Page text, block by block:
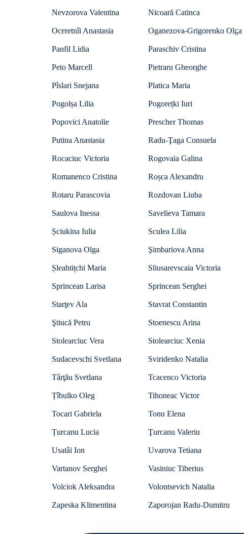
Nevzorova Valentina Nicoară Catinca
Oceretnîi Anastasia Oganezova-Grigorenko Olga
Panfil Lidia Paraschiv Cristina
Peto Marcell Pietraru Gheorghe
Pîslari Snejana Platica Maria
Pogolșa Lilia Pogorețki Iuri
Popovici Anatolie Prescher Thomas
Putina Anastasia Radu-Ţaga Consuela
Rocaciuc Victoria Rogovaia Galina
Romanenco Cristina Roșca Alexandru
Rotaru Parascovia Rozdovan Liuba
Saulova Inessa Savelieva Tamara
Șciukina Iulia Sculea Lilia
Siganova Olga Şimbariova Anna
Șleahtițchi Maria Sliusarevscaia Victoria
Sprincean Larisa Sprincean Serghei
Starţev Ala Stavrat Constantin
Ştiucă Petru Stoenescu Arina
Stolearciuc Vera Stolearciuc Xenia
Sudacevschi Svetlana Sviridenko Natalia
Târţău Svetlana Tcacenco Victoria
Țîbulko Oleg Tihoneac Victor
Tocari Gabriela Tonu Elena
Țurcanu Lucia Ţurcanu Valeriu
Usatâi Ion Uvarova Tetiana
Vartanov Serghei Vasiniuc Tiberius
Volciok Aleksandra Volontsevich Natalia
Zapeska Klimentina Zaporojan Radu-Dumitru